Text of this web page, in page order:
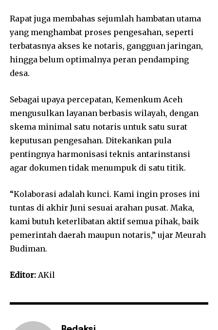
Rapat juga membahas sejumlah hambatan utama
yang menghambat proses pengesahan, seperti
terbatasnya akses ke notaris, gangguan jaringan,
hingga belum optimalnya peran pendamping
desa.
Sebagai upaya percepatan, Kemenkum Aceh
mengusulkan layanan berbasis wilayah, dengan
skema minimal satu notaris untuk satu surat
keputusan pengesahan. Ditekankan pula
pentingnya harmonisasi teknis antarinstansi
agar dokumen tidak menumpuk di satu titik.
“Kolaborasi adalah kunci. Kami ingin proses ini
tuntas di akhir Juni sesuai arahan pusat. Maka,
kami butuh keterlibatan aktif semua pihak, baik
pemerintah daerah maupun notaris,” ujar Meurah
Budiman.
Editor: AKil